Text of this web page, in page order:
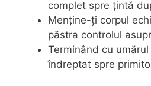
complet spre țintă
Menține-ți corpul
păstra controlul
Terminând cu
îndreptat spre